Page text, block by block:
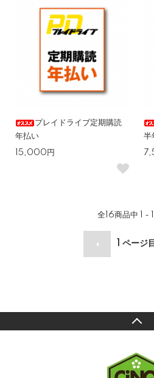
プレイドライブ定期購読
年払い
15,000円
半
全16商品中 1 -
ページ目